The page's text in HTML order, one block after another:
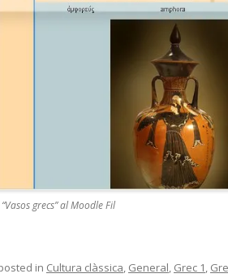
grecs” al Moodle Fil
in Cultura clàssica, General, Grec 1,